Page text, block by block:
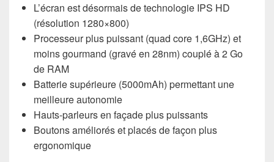
L’écran est désormais de technologie IPS HD
(résolution 1280×800)
Processeur plus puissant (quad core 1,6GHz) et
moins gourmand (gravé en 28nm) couplé à 2 Go
de RAM
Batterie supérieure (5000mAh) permettant une
meilleure autonomie
Hauts-parleurs en façade plus puissants
Boutons améliorés et placés de façon plus
ergonomique